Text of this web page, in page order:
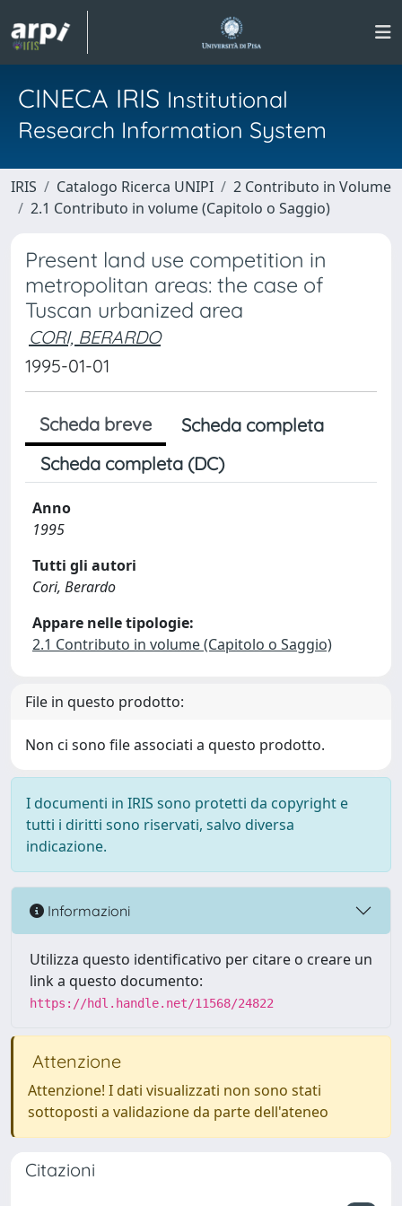
CINECA IRIS Institutional
Research Information System
IRIS Catalogo Ricerca UNIPI
2 Contributo in Volume
2.1 Contributo in volume (Capitolo o Saggio)
Present land use competition in
metropolitan areas: the case of
Tuscan urbanized area
CORI, BERARDO
1995-01-01
Scheda breve
Scheda completa
Scheda completa (DC)
Anno
1995
Tutti gli autori
Cori, Berardo
Appare nelle tipologie:
2.1 Contributo in volume (Capitolo o Saggio)
File in questo prodotto:
Non ci sono file associati a questo prodotto.
I documenti in IRIS sono protetti da copyright e
tutti i diritti sono riservati, salvo diversa
indicazione.
Informazioni
Utilizza questo identificativo per citare o creare un
link a questo documento:
https://hdl.handle.net/11568/24822
Attenzione
Attenzione! I dati visualizzati non sono stati
sottoposti a validazione da parte dell'ateneo
Citazioni